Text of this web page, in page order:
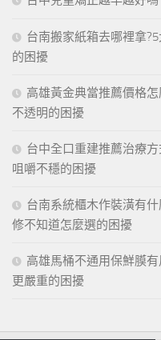
台南搬家紙箱去哪裡拿
的困擾
高雄黃金典當推薦價格
不透明的困擾
台中全口重建推薦治療
咀嚼不穩的困擾
台南系統櫃木作裝潢有
修不知道怎麼選的困擾
高雄馬桶不通用保鮮膜
更嚴重的困擾